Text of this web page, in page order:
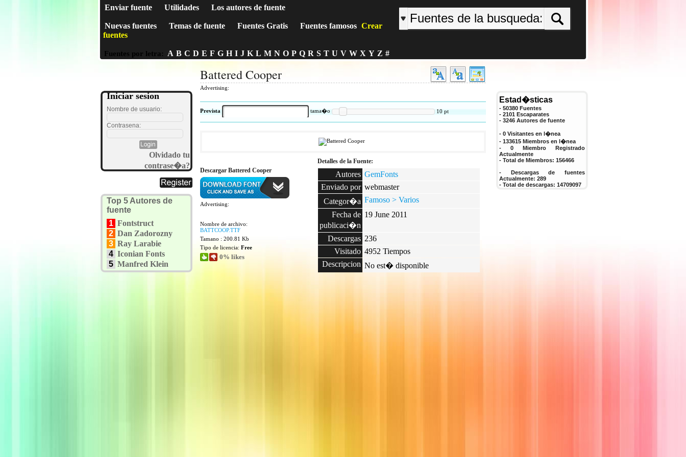
Enviar fuente Utilidades Los autores de fuente
Nuevas fuentes Temas de fuente Fuentes Gratis Fuentes famosos Crear
fuentes
Fuentes por letra: A B C D E F G H I J K L M N O P Q R S T U V W X Y Z #
Iniciar sesion
Nombre de usuario:
Contrasena:
Olvidado tu
contrase�a?
Top 5 Autores de
fuente
1 Fontstruct
2 Dan Zadorozny
3 Ray Larabie
4 Iconian Fonts
5 Manfred Klein
Battered Cooper
Advertising:
Prevista tama�o 10 pt
Descargar Battered Cooper
Advertising:
Nombre de archivo:
BATTCOOP.TTF
Tamano : 200.81 Kb
Tipo de licencia: Free
0% likes
Detalles de la Fuente:
Autores GemFonts
Enviado por webmaster
Categor�a Famoso > Varios
Fecha de
publicaci�n
19 June 2011
Descargas 236
Visitado 4952 Tiempos
Descripcion No est� disponible
Estad�sticas
- 50380 Fuentes
- 2101 Escaparates
- 3246 Autores de fuente
- 0 Visitantes en l�nea
- 133615 Miembros en l�nea
- 0 Miembro Registrado
Actualmente
- Total de Miembros: 156466
- Descargas de fuentes
Actualmente: 289
- Total de descargas: 14709097